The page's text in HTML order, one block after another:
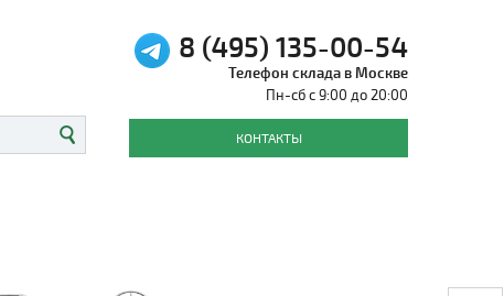
8 (495) 135-00-54
Телефон склада в Москве
Пн-сб с 9:00 до 20:00
КОНТАКТЫ